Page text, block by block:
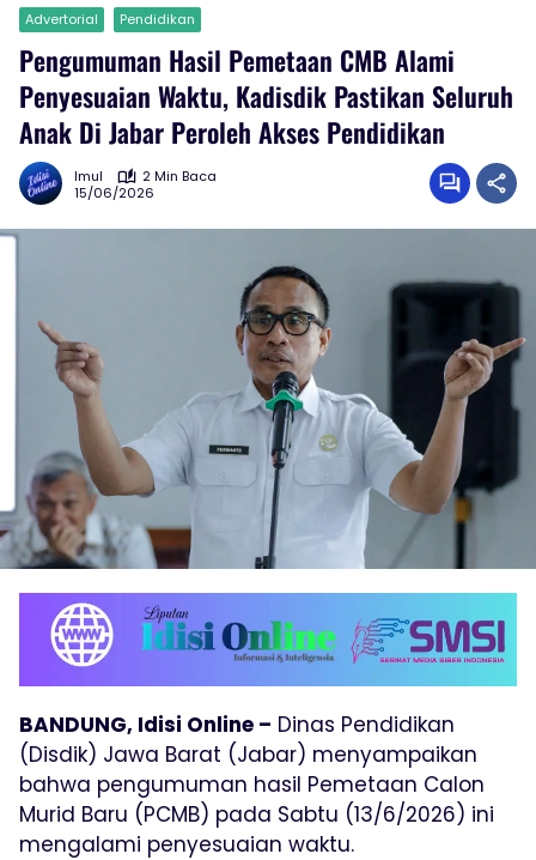
Advertorial Pendidikan
Pengumuman Hasil Pemetaan CMB Alami
Penyesuaian Waktu, Kadisdik Pastikan Seluruh
Anak Di Jabar Peroleh Akses Pendidikan
Imul
2 Min Baca
15/06/2026
BANDUNG, Idisi Online – Dinas Pendidikan
(Disdik) Jawa Barat (Jabar) menyampaikan
bahwa pengumuman hasil Pemetaan Calon
Murid Baru (PCMB) pada Sabtu (13/6/2026) ini
mengalami penyesuaian waktu.